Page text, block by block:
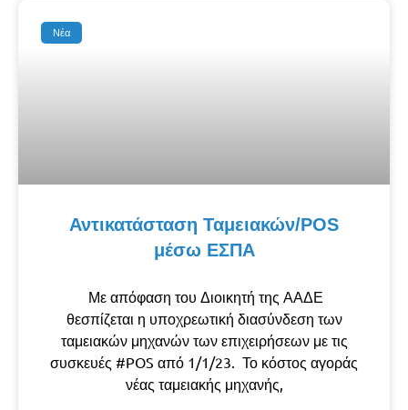
Νέα
Αντικατάσταση Ταμειακών/POS
μέσω ΕΣΠΑ
Με απόφαση του Διοικητή της ΑΑΔΕ
θεσπίζεται η υποχρεωτική διασύνδεση των
ταμειακών μηχανών των επιχειρήσεων με τις
συσκευές #POS από 1/1/23. Το κόστος αγοράς
νέας ταμειακής μηχανής,